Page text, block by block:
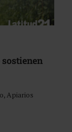
Apiarios